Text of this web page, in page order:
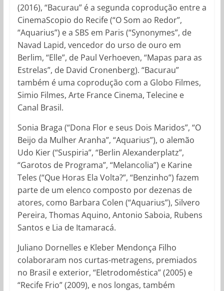
(2016), “Bacurau” é a segunda coprodução entre a
CinemaScopio do Recife (“O Som ao Redor”,
“Aquarius”) e a SBS em Paris (“Synonymes”, de
Navad Lapid, vencedor do urso de ouro em
Berlim, “Elle”, de Paul Verhoeven, “Mapas para as
Estrelas”, de David Cronenberg). “Bacurau”
também é uma coprodução com a Globo Filmes,
Simio Filmes, Arte France Cinema, Telecine e
Canal Brasil.
Sonia Braga (“Dona Flor e seus Dois Maridos”, “O
Beijo da Mulher Aranha”, “Aquarius”), o alemão
Udo Kier (“Suspiria”, “Berlin Alexanderplatz”,
“Garotos de Programa”, “Melancolia”) e Karine
Teles (“Que Horas Ela Volta?”, “Benzinho”) fazem
parte de um elenco composto por dezenas de
atores, como Barbara Colen (“Aquarius”), Silvero
Pereira, Thomas Aquino, Antonio Saboia, Rubens
Santos e Lia de Itamaracá.
Juliano Dornelles e Kleber Mendonça Filho
colaboraram nos curtas-metragens, premiados
no Brasil e exterior, “Eletrodoméstica” (2005) e
“Recife Frio” (2009), e nos longas, também